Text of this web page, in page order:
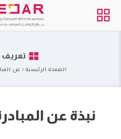
تعريف
الصفحة الرئيسية | عن
نبذة عن